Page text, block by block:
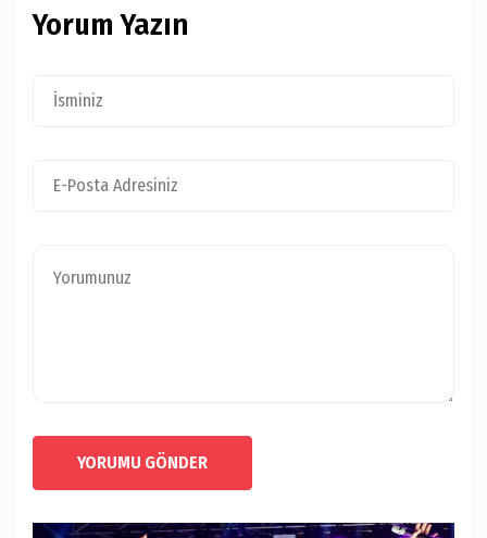
Yorum Yazın
YORUMU GÖNDER